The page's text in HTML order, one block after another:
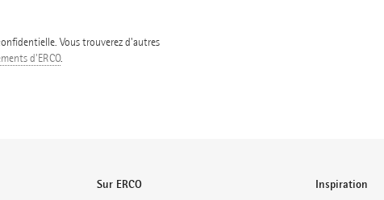
Vous trouverez d'autres
d'ERCO.
Sur ERCO Inspiration